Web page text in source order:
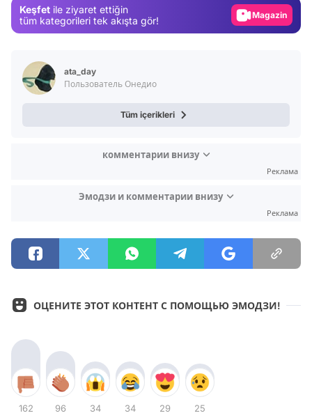
Keşfet ile ziyaret ettiğin
tüm kategorileri tek akışta gör!
Video
ata_day
Пользователь Онедио
Tüm içerikleri
комментарии внизу
Реклама
Эмодзи и комментарии внизу
Реклама
ОЦЕНИТЕ ЭТОТ КОНТЕНТ С ПОМОЩЬЮ ЭМОДЗИ!
162 96 34 34 29 25